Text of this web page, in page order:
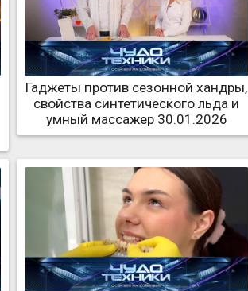
Гаджеты против сезонной хандры,
свойства синтетического льда и
умный массажер 30.01.2026